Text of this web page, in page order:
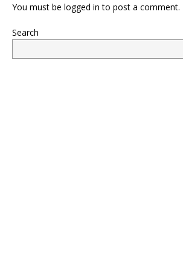
You must be logged in to post a comment.
Search